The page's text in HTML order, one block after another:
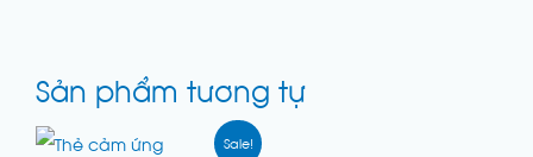
Sản phẩm tương tự
Sale!